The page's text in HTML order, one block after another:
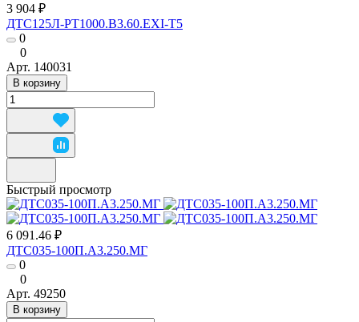
3 904 ₽
ДТС125Л-РТ1000.В3.60.ЕХI-Т5
0
0
Арт. 140031
В корзину
Быстрый просмотр
6 091.46 ₽
ДТС035-100П.А3.250.МГ
0
0
Арт. 49250
В корзину